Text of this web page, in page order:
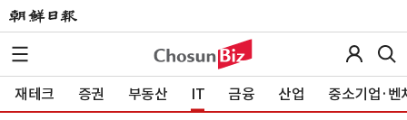
재테크 증권 부동산 IT 금융 산업 중소기업·벤